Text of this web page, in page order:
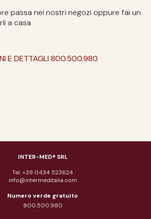
passa nei nostri negozi oppure fai un
a casa
E DETTAGLI 800.500.980
INTER-MED® SRL
Tel. +39 0434 523624
info@intermeditalia.com
Numero verde gratuito
800.500.980